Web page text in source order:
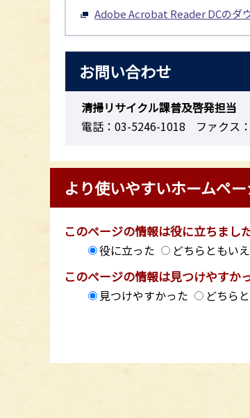
Adobe Acrobat Reader DCのダ
お問い合わせ
清掃リサイクル課普及啓発担当
電話：03-5246-1018
ファクス
より使いやすいホームペ
このページの情報は役に立ちまし
役に立った どちらともい
このページの情報は見つけやすか
見つけやすかった どちら